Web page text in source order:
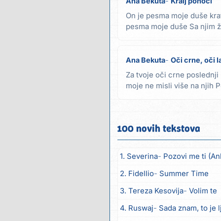
On je pesma moje duše
pesma moje duše Sa njim
Ana Bekuta Oči crne, oči
Za tvoje oči crne
moje ne misli više na njih
100 novih tekstova
1. Severina
Pozovi me ti
2. Fidellio
Summer Time
3. Tereza Kesovija
Volim te
4. Ruswaj
Sada znam, to je